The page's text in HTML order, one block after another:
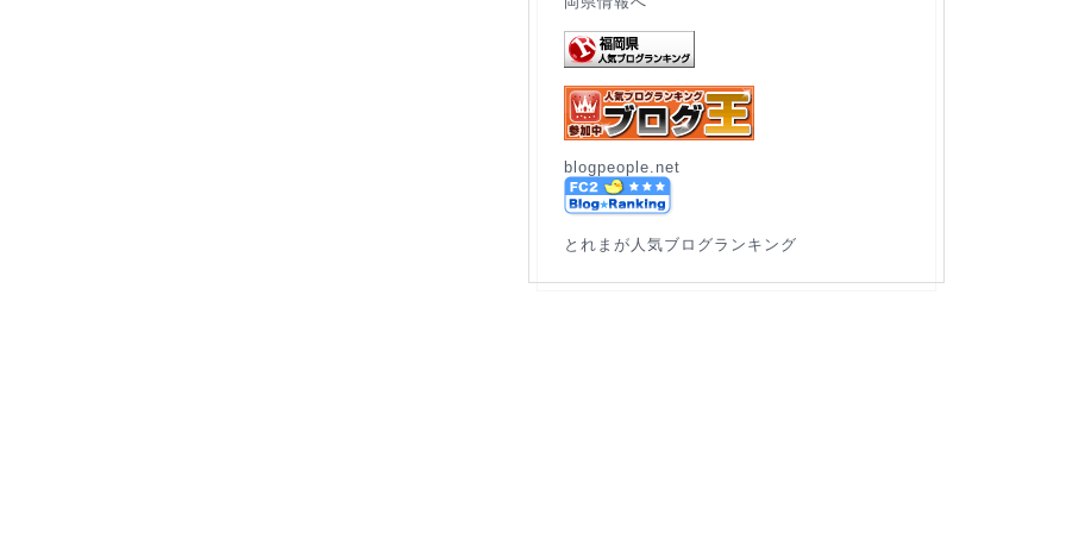
blogpeople.net
とれまが人気ブログランキング